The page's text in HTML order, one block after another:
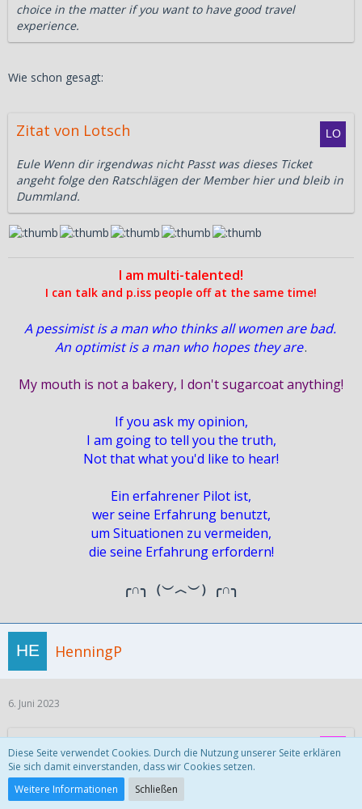
choice in the matter if you want to have good travel
experience.
Wie schon gesagt:
Zitat von Lotsch
Eule Wenn dir irgendwas nicht Passt was dieses Ticket
angeht folge den Ratschlägen der Member hier und bleib in
Dummland.
I am multi-talented!
I can talk and p.iss people off at the same time!
A pessimist is a man who thinks all women are bad.
An optimist is a man who hopes they are.
My mouth is not a bakery, I don't sugarcoat anything!
If you ask my opinion,
I am going to tell you the truth,
Not that what you'd like to hear!
Ein erfahrener Pilot ist,
wer seine Erfahrung benutzt,
um Situationen zu vermeiden,
die seine Erfahrung erfordern!
╭∩╮（︶︿︶）╭∩╮
HenningP
6. Juni 2023
Zitat von KALHAS
Das 59-Tage Touristenvisum habe ich vor Corona 2 x bei der
Phils Botschaftin Berlin vorab beantragt und ohne
Diese Seite verwendet Cookies. Durch die Nutzung unserer Seite erklären
Sie sich damit einverstanden, dass wir Cookies setzen.
Weitere Informationen
Schließen